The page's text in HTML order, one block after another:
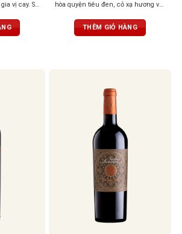
vị cay. Sự
cây và các
phú,
hòa quyện tiêu đen, cỏ xạ hương và
mịn như nhung, cân bằng, dễ chịu,
hậu vị dài, để lại ấn tượng tinh tế và
THÊM GIỎ HÀNG